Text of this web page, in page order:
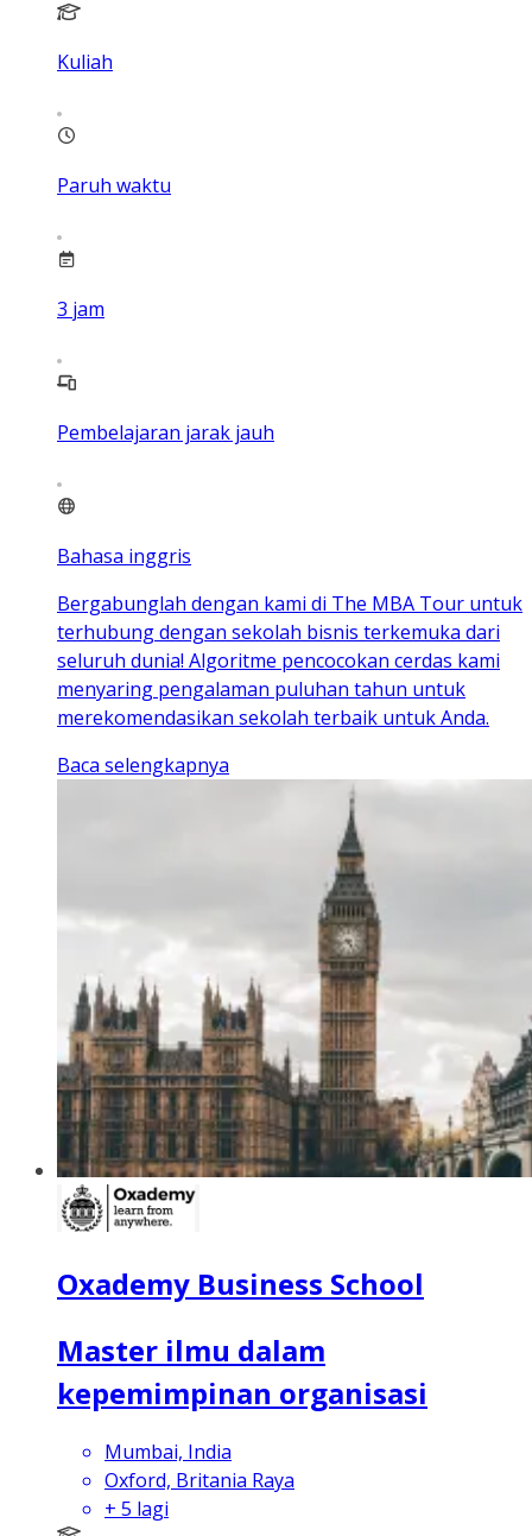
Kuliah
Paruh waktu
3 jam
Pembelajaran jarak jauh
Bahasa inggris
Bergabunglah dengan kami di The MBA Tour untuk
terhubung dengan sekolah bisnis terkemuka dari
seluruh dunia! Algoritme pencocokan cerdas kami
menyaring pengalaman puluhan tahun untuk
merekomendasikan sekolah terbaik untuk Anda.
Baca selengkapnya
Oxademy Business School
Master ilmu dalam
kepemimpinan organisasi
Mumbai, India
Oxford, Britania Raya
+ 5 lagi